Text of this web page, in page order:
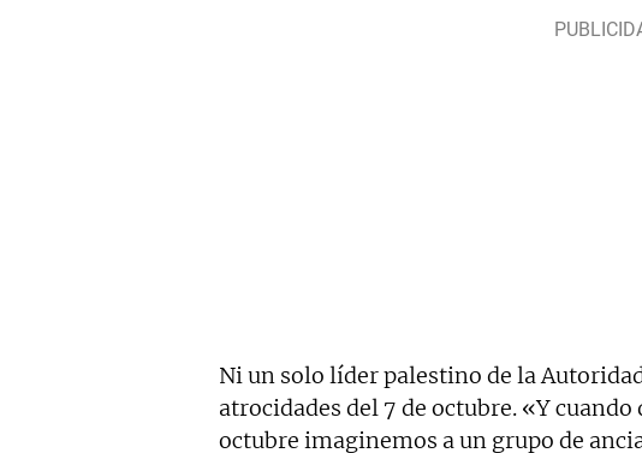
Ni un solo líder palestino de la
atrocidades del 7 de octubre. «Y
octubre imaginemos a un grupo de